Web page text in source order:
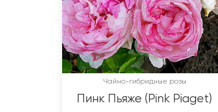
Чайно-гибридные розы
Пинк Пьяже (Pink Piaget)